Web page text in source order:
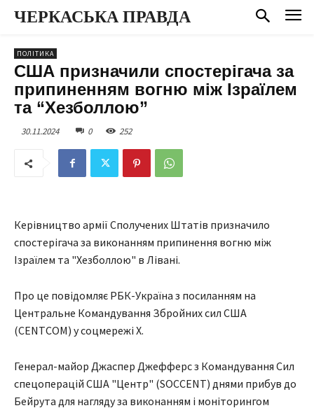
ЧЕРКАСЬКА ПРАВДА
ПОЛІТИКА
США призначили спостерігача за
припиненням вогню між Ізраїлем
та “Хезболлою”
30.11.2024 0 252
Керівництво армії Сполучених Штатів призначило
спостерігача за виконанням припинення вогню між
Ізраїлем та "Хезболлою" в Лівані.
Про це повідомляє РБК-Україна з посиланням на
Центральне Командування Збройних сил США
(CENTCOM) у соцмережі X.
Генерал-майор Джаспер Джефферс з Командування Сил
спецоперацій США "Центр" (SOCCENT) днями прибув до
Бейрута для нагляду за виконанням і моніторингом